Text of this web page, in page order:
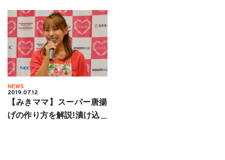
NEWS
2019.07.12
【みきママ】スーパー唐揚
げの作り方を解説!漬け込み